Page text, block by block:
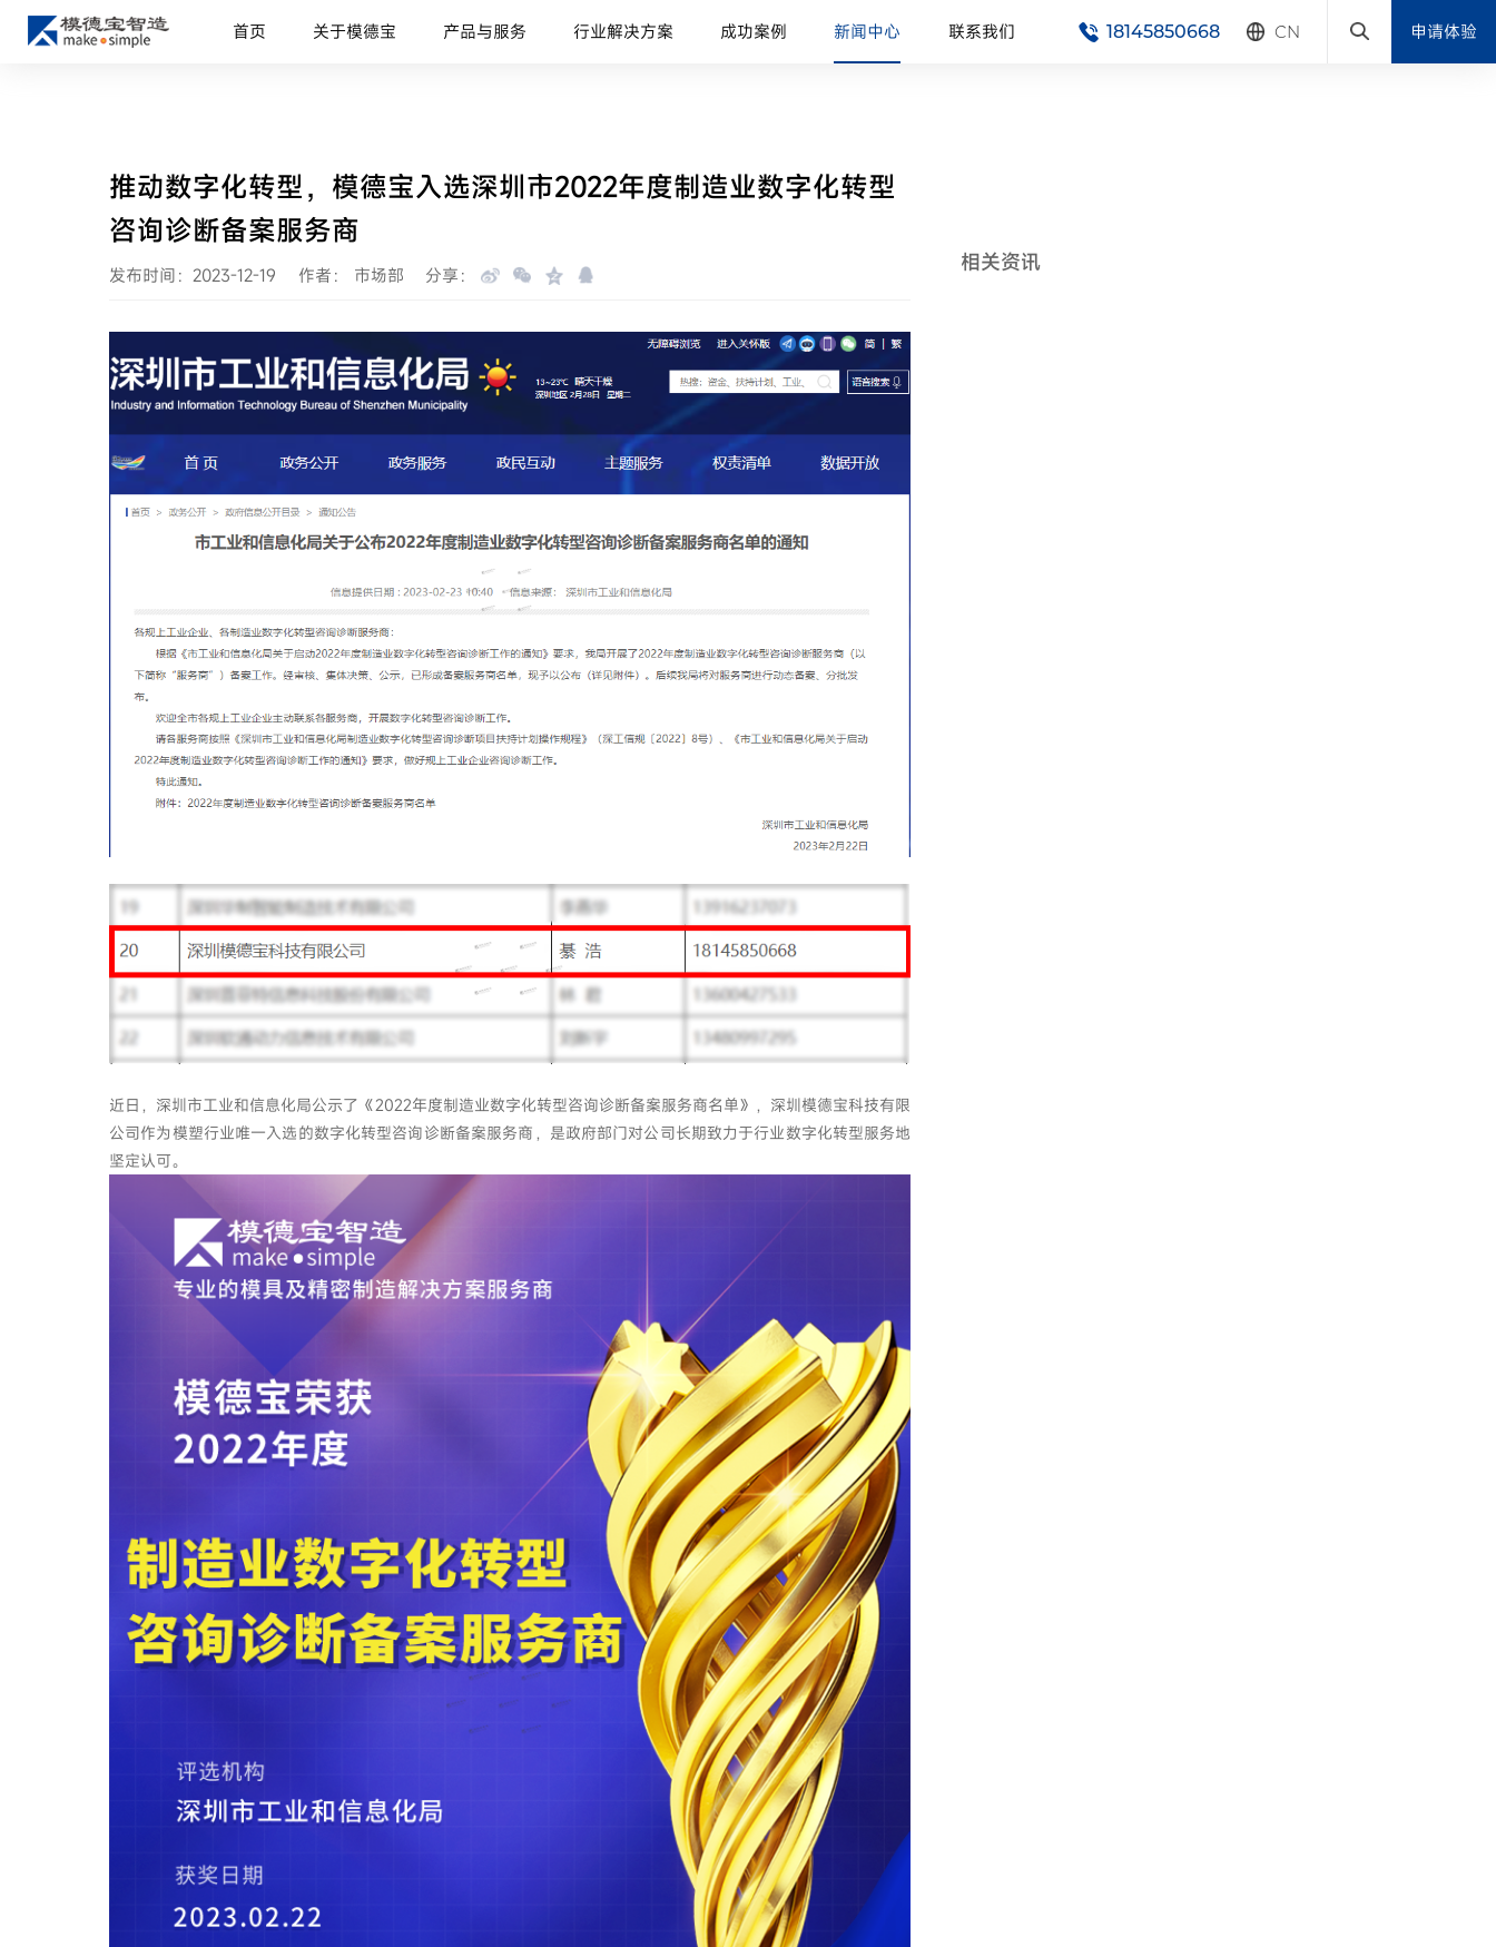
首页 关于模德宝 产品与服务 行业解决方案 成功案例 新闻中心 联系我们 18145850668 CN 申请体验
推动数字化转型，模德宝入选深圳市2022年度制造业数字化转型
咨询诊断备案服务商
发布时间：2023-12-19 作者： 市场部 分享：
近日，深圳市工业和信息化局公示了《2022年度制造业数字化转型咨询诊断备案服务商名单》，深圳模德宝科技有限
公司作为模塑行业唯一入选的数字化转型咨询诊断备案服务商，是政府部门对公司长期致力于行业数字化转型服务地
坚定认可。
相关资讯